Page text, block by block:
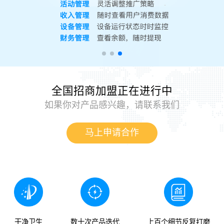
全国招商加盟正在进行中
如果你对产品感兴趣，请联系我们
马上申请合作
干净卫生 数十次产品迭代 上百个细节反复打磨